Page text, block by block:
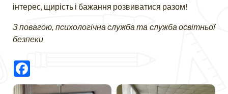
інтерес, щирість і бажання розвиватися разом!
З повагою, психологічна служба та служба освітньої
безпеки